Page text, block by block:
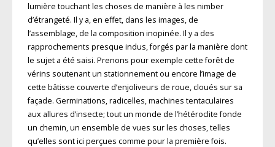
lumière touchant les choses de manière à les nimber
d’étrangeté. Il y a, en effet, dans les images, de
l’assemblage, de la composition inopinée. Il y a des
rapprochements presque indus, forgés par la manière dont
le sujet a été saisi. Prenons pour exemple cette forêt de
vérins soutenant un stationnement ou encore l’image de
cette bâtisse couverte d’enjoliveurs de roue, cloués sur sa
façade. Germinations, radicelles, machines tentaculaires
aux allures d’insecte; tout un monde de l’hétéroclite fonde
un chemin, un ensemble de vues sur les choses, telles
qu’elles sont ici perçues comme pour la première fois.